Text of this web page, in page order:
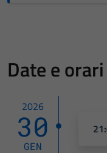
Date e orari
2026
30
GEN